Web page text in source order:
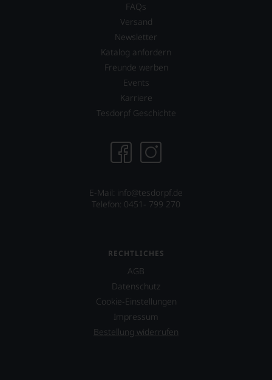
FAQs
Versand
Newsletter
Katalog anfordern
Freunde werben
Events
Karriere
Tesdorpf Geschichte
E-Mail: info@tesdorpf.de
Telefon: 0451- 799 270
RECHTLICHES
AGB
Datenschutz
Cookie-Einstellungen
Impressum
Bestellung widerrufen